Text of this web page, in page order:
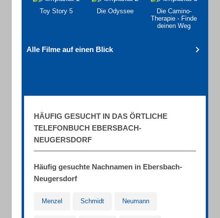
Toy Story 5 Die Odyssee
Die Camino-
Therapie - Finde
deinen Weg
Alle Filme auf einen Blick
HÄUFIG GESUCHT IN DAS ÖRTLICHE
TELEFONBUCH EBERSBACH-
NEUGERSDORF
Häufig gesuchte Nachnamen in Ebersbach-
Neugersdorf
Menzel Schmidt Neumann